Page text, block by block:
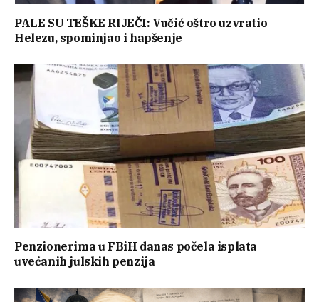
PALE SU TEŠKE RIJEČI: Vučić oštro uzvratio
Helezu, spominjao i hapšenje
Penzionerima u FBiH danas počela isplata
uvećanih julskih penzija